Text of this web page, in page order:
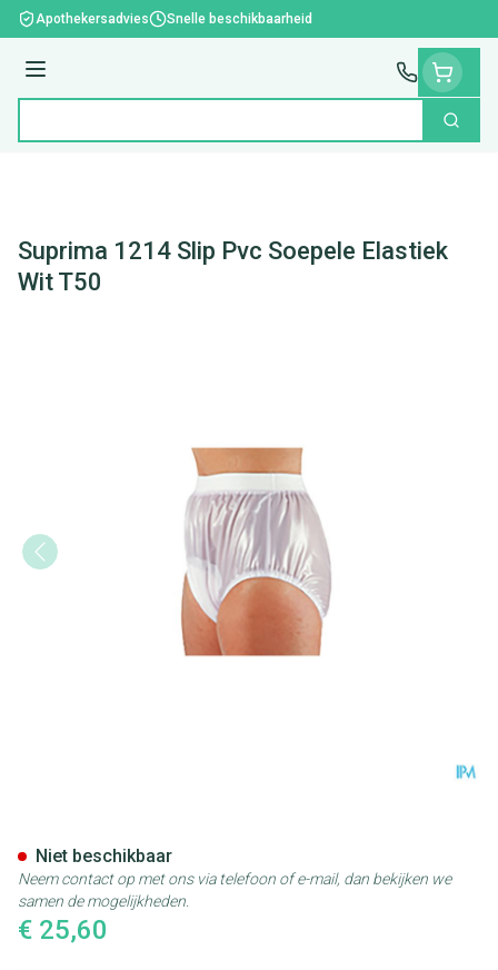
Ga naar de inhoud
Apothekersadvies Snelle beschikbaarheid
Menu
Zoek
Suprima 1214 Slip Pvc Soepele Elastiek
Wit T50
€ 25,60
Niet beschikbaar
Neem contact op met ons via telefoon of e-mail, dan bekijken we
samen de mogelijkheden.